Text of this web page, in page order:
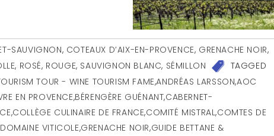
SAUVIGNON, COTEAUX D’AIX-EN-PROVENCE, GRENACHE NOIR,
, ROSÉ, ROUGE, SAUVIGNON BLANC, SÉMILLON
TAGGED
TOUR - WINE TOURISM FAME,ANDRÉAS LARSSON,AOC
EN PROVENCE,BÉRENGÈRE GUÉNANT,CABERNET-
,COLLÈGE CULINAIRE DE FRANCE,COMITÉ MISTRAL,COMTES DE
DOMAINE VITICOLE,GRENACHE NOIR,GUIDE BETTANE &